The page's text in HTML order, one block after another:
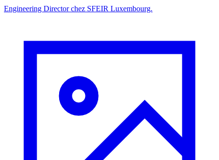
Engineering Director chez SFEIR Luxembourg.